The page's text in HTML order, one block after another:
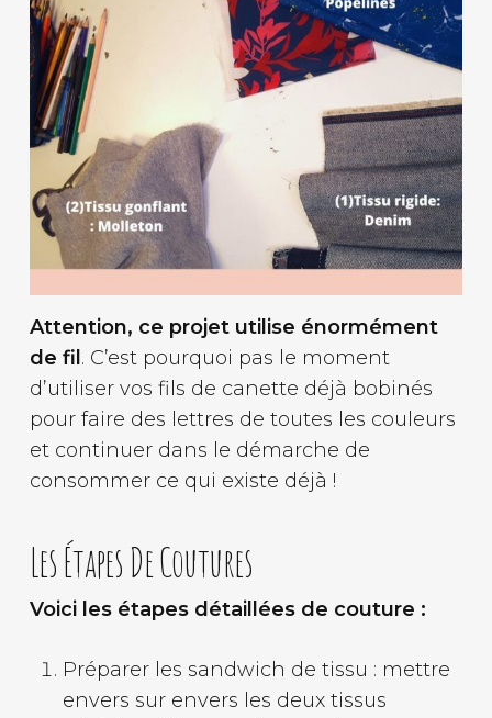
Attention, ce projet utilise énormément
de fil. C’est pourquoi pas le moment
d’utiliser vos fils de canette déjà bobinés
pour faire des lettres de toutes les couleurs
et continuer dans le démarche de
consommer ce qui existe déjà !
Les Étapes De Coutures
Voici les étapes détaillées de couture :
Préparer les sandwich de tissu : mettre
envers sur envers les deux tissus